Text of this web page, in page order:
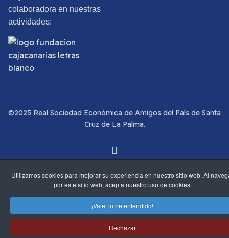
Utilizamos cookies para mejorar su experiencia en nuestro sitio web. Al
por este sitio web, acepta nuestro uso de cookies.
¡Vale, lo he entendido!
Rechazar
colaboradora en nuestras
actividades:
©2025 Real Sociedad Económica de Amigos del País de Santa
Cruz de La Palma.